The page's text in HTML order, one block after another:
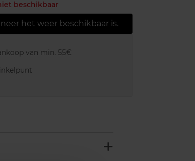
beschikbaar
het weer beschikbaar is.
van min. 55€